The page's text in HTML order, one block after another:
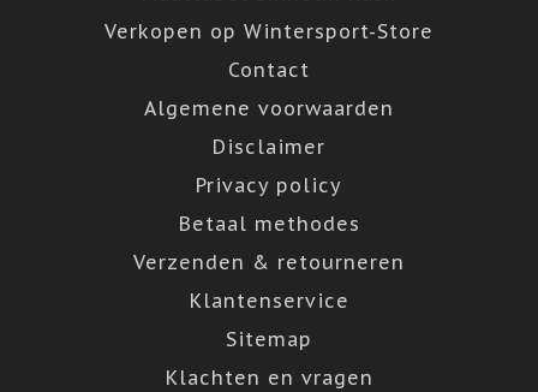
Verkopen op Wintersport-Store
Contact
Algemene voorwaarden
Disclaimer
Privacy policy
Betaal methodes
Verzenden & retourneren
Klantenservice
Sitemap
Klachten en vragen